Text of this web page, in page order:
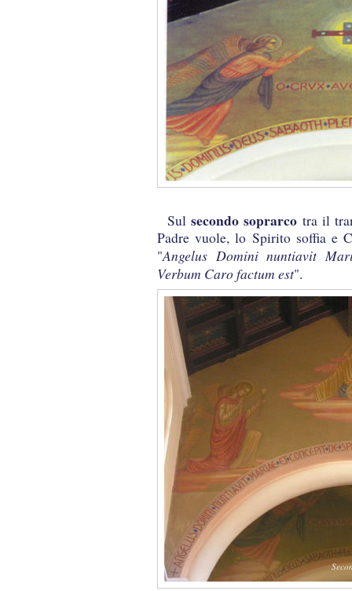
Sulsecondo soprarco tra il
Padre vuole, lo Spirito soffia e
"Angelus Domini nuntiavit
Verbum Caro factum est".